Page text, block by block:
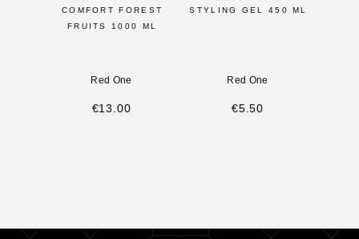
COMFORT FOREST
FRUITS 1000 ML
Red One
€13.00
STYLING GEL 450 ML
Red One
€5.50